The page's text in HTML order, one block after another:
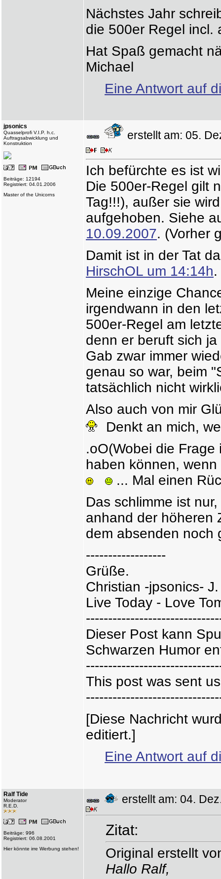
Nächstes Jahr
die 500er Regel
Hat Spaß gemacht
Michael
Eine Antwort auf
jpsonics
Quasselprofi V.I.P. h.c.
Auftragsabwicklung und
Konstruktion
Beiträge: 12194
Registriert: 04.01.2006
Master of the Unicorns
erstellt am: 05.
Ich befürchte es ist
Die 500er-Regel gilt
Tag!!!), außer sie
aufgehoben. Siehe
10.09.2007. (Vorher
Damit ist in der Tat
HirschOL um 14:14h.
Meine einzige
irgendwann in den
500er-Regel am
denn er beruft sich
Gab zwar immer
genau so war, beim
tatsächlich nicht
Also auch von mir
Denkt an mich,
.oO(Wobei die
haben können,
... Mal einen
Das schlimme ist
anhand der höheren
dem absenden
------------------
Grüße.
Christian -jpsonics- J.
Live Today - Love
Dieser Post kann
Schwarzen Humor
This post was sent
[Diese Nachricht
editiert.]
Eine Antwort auf
Ralf Tide
Moderator
R.E.D.
Beiträge: 996
Registriert: 06.08.2001
Hier könnte irre Werbung stehen!
erstellt am: 04.
Zitat:
Original erstellt
Hallo Ralf,